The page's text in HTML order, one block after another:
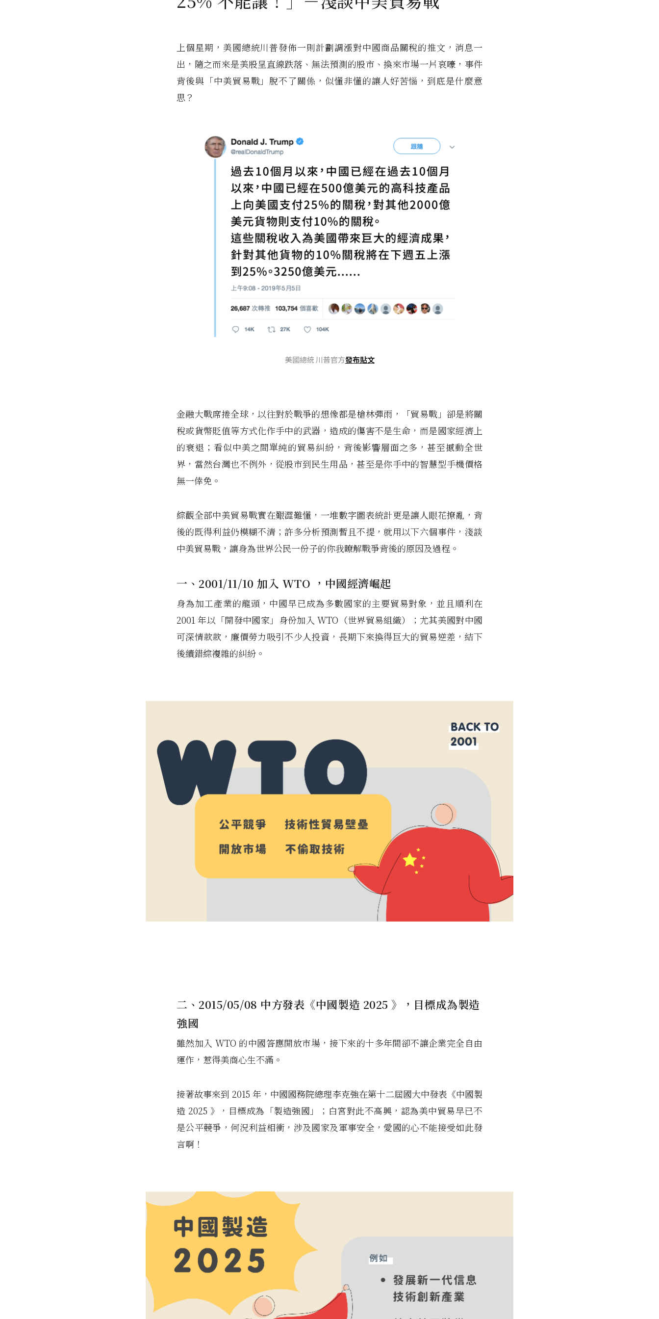
上個星期，美國總統川普發佈一則計劃調漲對中國商品關稅的推文，消息一
出，隨之而來是美股呈直線跌落、無法預測的股市、換來市場一片哀嚎，事件
背後與「中美貿易戰」脫不了關係，似懂非懂的讓人好苦惱，到底是什麼意
思？
美國總統 川普官方發布貼文
金融大戰席捲全球，以往對於戰爭的想像都是槍林彈雨，「貿易戰」卻是將關
稅或貨幣貶值等方式化作手中的武器，造成的傷害不是生命，而是國家經濟上
的衰退；看似中美之間單純的貿易糾紛，背後影響層面之多，甚至撼動全世
界，當然台灣也不例外，從股市到民生用品，甚至是你手中的智慧型手機價格
無一倖免。
綜觀全部中美貿易戰實在艱澀難懂，一堆數字圖表統計更是讓人眼花撩亂，背
後的既得利益仍模糊不清；許多分析預測暫且不提，就用以下六個事件，淺談
中美貿易戰，讓身為世界公民一份子的你我瞭解戰爭背後的原因及過程。
一、2001/11/10 加入 WTO ，中國經濟崛起
身為加工產業的龍頭，中國早已成為多數國家的主要貿易對象，並且順利在
2001 年以「開發中國家」身份加入 WTO（世界貿易組織）；尤其美國對中國
可深情款款，廉價勞力吸引不少人投資，長期下來換得巨大的貿易逆差，結下
後續錯綜複雜的糾紛。
二、2015/05/08 中方發表《中國製造 2025 》，目標成為製造
強國
雖然加入 WTO 的中國答應開放市場，接下來的十多年間卻不讓企業完全自由
運作，惹得美商心生不滿。
接著故事來到 2015 年，中國國務院總理李克強在第十二屆國大中發表《中國製
造 2025 》，目標成為「製造強國」；白宮對此不高興，認為美中貿易早已不
是公平競爭，何況利益相衝，涉及國家及軍事安全，愛國的心不能接受如此發
言啊！